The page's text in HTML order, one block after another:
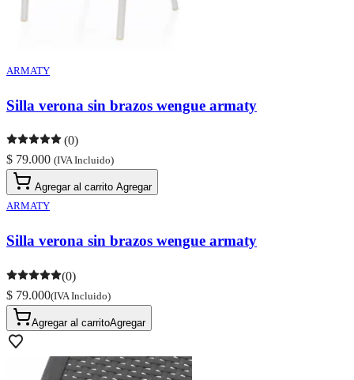
ARMATY
Silla verona sin brazos wengue armaty
(0)
$ 79.000 (IVA Incluido)
Agregar al carrito Agregar
ARMATY
Silla verona sin brazos wengue armaty
(0)
$ 79.000(IVA Incluido)
Agregar al carritoAgregar